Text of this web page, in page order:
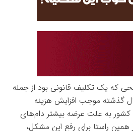
که یک تکلیف قانونی بود از جمله
گذشته موجب افزایش هزینه
کشور به علت عرضه بیشتر دام‌های
راستا برای رفع این مشکل،